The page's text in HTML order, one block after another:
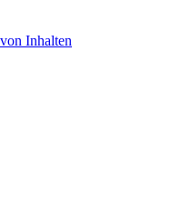
Inhalten